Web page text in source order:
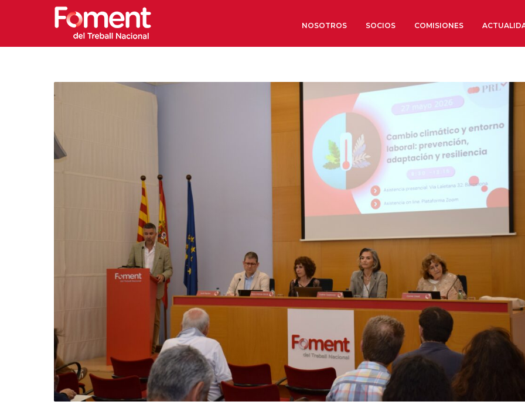
NOSOTROS
Órganos de Gobierno
Estructura Ejecutiva
Institut d’Estudis Estratègics
Organizaciones sectoriales
Sociedad Barcelonesa de
Económicos y Sociales
Historia
Galería de Presidentes
Biblioteca Archivo
Sede Social
SOCIOS COMISIONES